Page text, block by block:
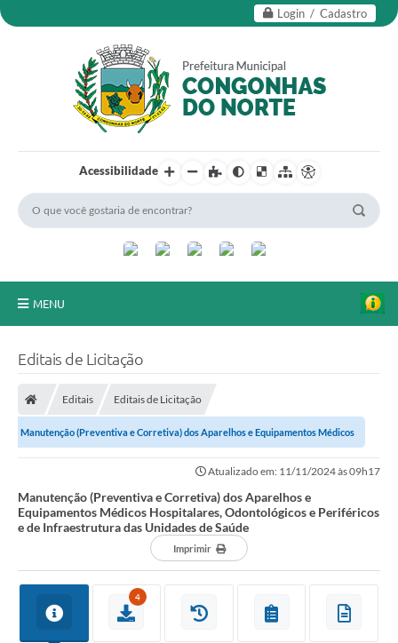
Login / Cadastro
Acessibilidade
MENU
Ouvidoria
Legislação
Carta de Serviços
Telefones Úteis
Contato
Editais de Licitação
Editais Editais de Licitação
Manutenção (Preventiva e Corretiva) dos Aparelhos e Equipamentos Médicos
Atualizado em: 11/11/2024 às 09h17
Manutenção (Preventiva e Corretiva) dos Aparelhos e
Equipamentos Médicos Hospitalares, Odontológicos e Periféricos
e de Infraestrutura das Unidades de Saúde
Imprimir
4